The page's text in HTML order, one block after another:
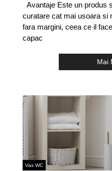
Avantaje Este un produs
curatare cat mai usoara si
fara margini, ceea ce il
capac
Mai
Vas WC